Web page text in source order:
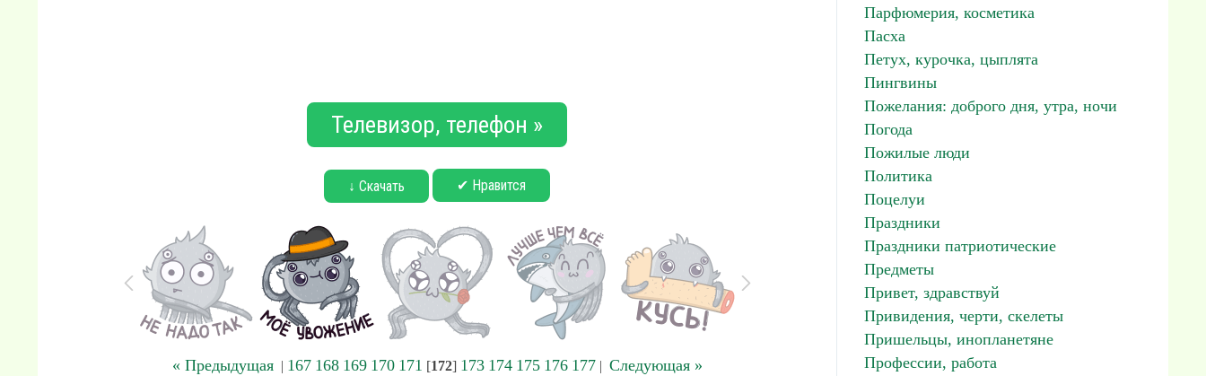
Телевизор, телефон »
↓ Скачать ✔ Нравится
« Предыдущая| 167 168 169 170 171 [172] 173 174 175 176 177| Следующая »
Парфюмерия, косметика
Пасха
Петух, курочка, цыплята
Пингвины
Пожелания: доброго дня, утра, ночи
Погода
Пожилые люди
Политика
Поцелуи
Праздники
Праздники патриотические
Предметы
Привет, здравствуй
Привидения, черти, скелеты
Пришельцы, инопланетяне
Профессии, работа